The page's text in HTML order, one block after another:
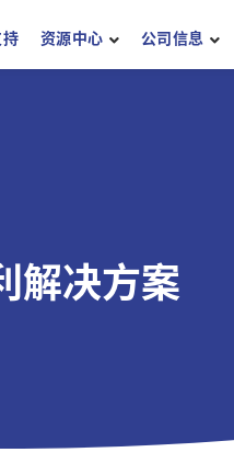
资源中心 公司信息
解决方案